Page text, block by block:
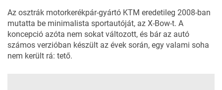
Az osztrák motorkerékpár-gyártó KTM eredetileg 2008-ban
mutatta be minimalista sportautóját, az X-Bow-t. A
koncepció azóta nem sokat változott, és bár az autó
számos verzióban készült az évek során, egy valami soha
nem került rá: tető.